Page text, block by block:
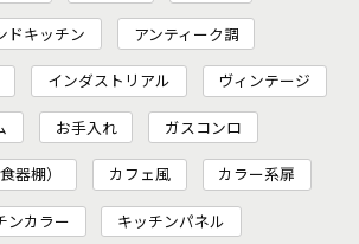
ドキッチン アンティーク調
インダストリアル ヴィンテージ
お手入れ ガスコンロ
器棚） カフェ風 カラー系扉
ンカラー キッチンパネル